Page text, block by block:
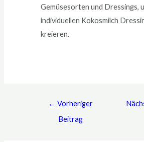
Gemüsesorten und Dressings,
individuellen Kokosmilch
kreieren.
← Vorheriger
Beitrag